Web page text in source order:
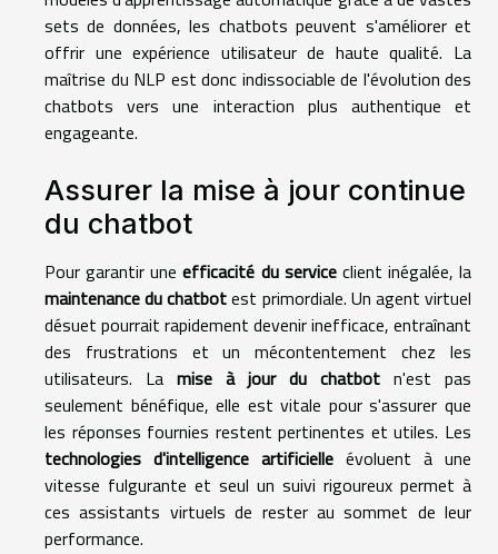
sets de données, les chatbots peuvent s'améliorer et
offrir une expérience utilisateur de haute qualité. La
maîtrise du NLP est donc indissociable de l'évolution des
chatbots vers une interaction plus authentique et
engageante.
Assurer la mise à jour continue
du chatbot
Pour garantir uneefficacité du serviceclient inégalée, la
maintenance du chatbotest primordiale. Un agent virtuel
désuet pourrait rapidement devenir inefficace, entraînant
des frustrations et un mécontentement chez les
utilisateurs. La mise à jour du chatbot n'est pas
seulement bénéfique, elle est vitale pour s'assurer que
les réponses fournies restent pertinentes et utiles. Les
technologies d'intelligence artificielle évoluent à une
vitesse fulgurante et seul un suivi rigoureux permet à
ces assistants virtuels de rester au sommet de leur
performance.